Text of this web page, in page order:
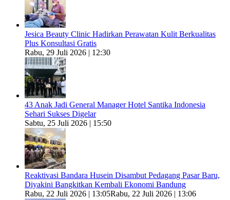
Jesica Beauty Clinic Hadirkan Perawatan Kulit Berkualitas
Plus Konsultasi Gratis
Rabu, 29 Juli 2026 | 12:30
43 Anak Jadi General Manager Hotel Santika Indonesia
Sehari Sukses Digelar
Sabtu, 25 Juli 2026 | 15:50
Reaktivasi Bandara Husein Disambut Pedagang Pasar Baru,
Diyakini Bangkitkan Kembali Ekonomi Bandung
Rabu, 22 Juli 2026 | 13:05Rabu, 22 Juli 2026 | 13:06